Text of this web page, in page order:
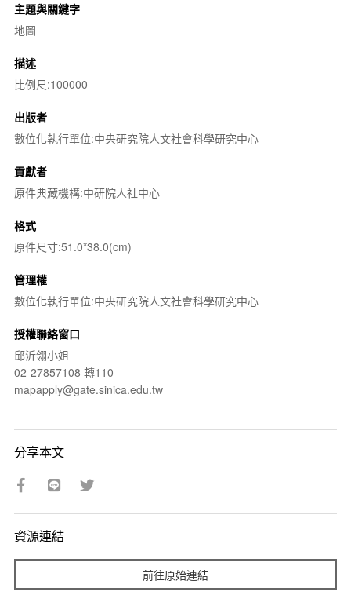
主題與關鍵字
地圖
描述
比例尺:100000
出版者
數位化執行單位:中央研究院人文社會科學研究中心
貢獻者
原件典藏機構:中研院人社中心
格式
原件尺寸:51.0*38.0(cm)
管理權
數位化執行單位:中央研究院人文社會科學研究中心
授權聯絡窗口
邱沂翎小姐
02-27857108 轉110
mapapply@gate.sinica.edu.tw
分享本文
資源連結
前往原始連結